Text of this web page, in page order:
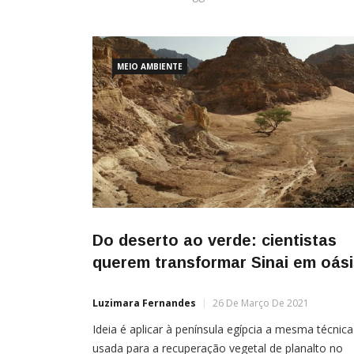
MEIO AMBIENTE
Do deserto ao verde: cientistas
querem transformar Sinai em
Luzimara Fernandes 26 De Março De 2021
Ideia é aplicar à península egípcia a mesma técnica
usada para a recuperação vegetal de planalto no